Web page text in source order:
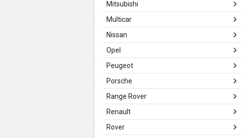
Mitsubishi
Multicar
Nissan
Opel
Peugeot
Porsche
Range Rover
Renault
Rover